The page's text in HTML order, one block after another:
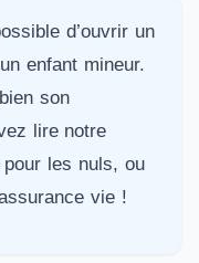
d’ouvrir un
enfant mineur.
son
lire notre
pour les nuls, ou
vie !